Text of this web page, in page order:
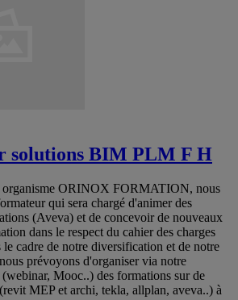
solutions BIM PLM F H
organisme ORINOX FORMATION, nous
qui sera chargé d'animer des
(Aveva) et de concevoir de nouveaux
dans le respect du cahier des charges
le cadre de notre diversification et de notre
prévoyons d'organiser via notre
Mooc..) des formations sur de
MEP et archi, tekla, allplan, aveva..) à